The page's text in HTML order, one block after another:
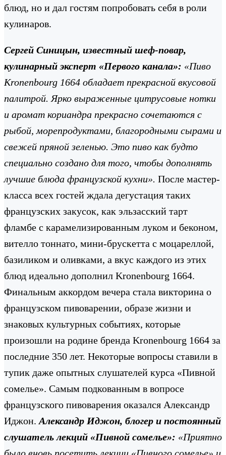
блюд, но и дал гостям попробовать себя в роли
кулинаров.
Сергей Синицын, известный шеф-повар,
кулинарный эксперт «Первого канала»: «Пиво
Kronenbourg 1664 обладает прекрасной вкусовой
палитрой. Ярко выраженные цитрусовые нотки
и аромат кориандра прекрасно сочетаются с
рыбой, морепродуктами, благородными сырами и
свежей пряной зеленью. Это пиво как будто
специально создано для того, чтобы дополнять
лучшие блюда французской кухни». После мастер-
класса всех гостей ждала дегустация таких
французских закусок, как эльзасский тарт
фламбе с карамелизированным луком и беконом,
вителло тоннато, мини-брускетта с моцареллой,
базиликом и оливками, а вкус каждого из этих
блюд идеально дополнил Kronenbourg 1664.
Финальным аккордом вечера стала викторина о
французском пивоварении, образе жизни и
знаковых культурных событиях, которые
произошли на родине бренда Kronenbourg 1664 за
последние 350 лет. Некоторые вопросы ставили в
тупик даже опытных слушателей курса «Пивной
сомелье». Самым подкованным в вопросе
французского пивоварения оказался Александр
Иджон. Александр Иджон, блогер и постоянный
слушатель лекций «Пивной сомелье»: «Приятно